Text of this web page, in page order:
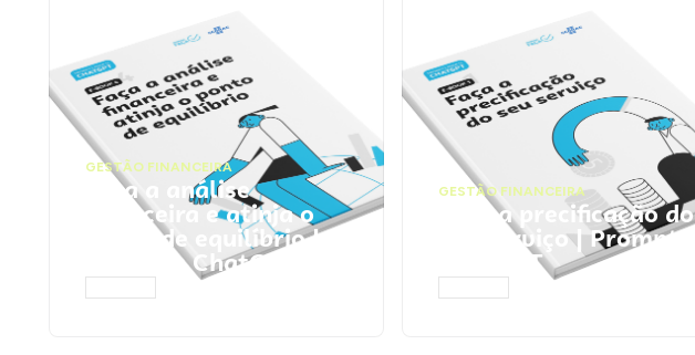
GESTÃO FINANCEIRA
Faça a análise
financeira e atinja o
ponto de equilíbrio |
Prompts ChatGPT
GESTÃO FINANCEIRA
Faça a precificação do
seu serviço | Prompts
ChatGPT